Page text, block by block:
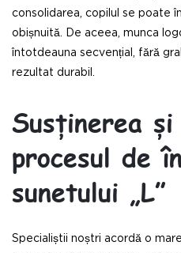
consolidarea, copilul se poate
obișnuită. De aceea, munca
întotdeauna secvențial, fără
rezultat durabil.
Susținerea
procesul de
sunetului „L”
Specialiștii noștri acordă o